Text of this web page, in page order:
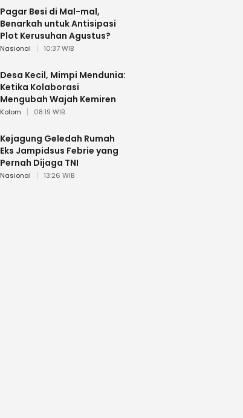
Pagar Besi di Mal-mal,
Benarkah untuk Antisipasi
Plot Kerusuhan Agustus?
Nasional 10:37 WIB
Desa Kecil, Mimpi Mendunia:
Ketika Kolaborasi
Mengubah Wajah Kemiren
Kolom 08:19 WIB
Kejagung Geledah Rumah
Eks Jampidsus Febrie yang
Pernah Dijaga TNI
Nasional 13:26 WIB